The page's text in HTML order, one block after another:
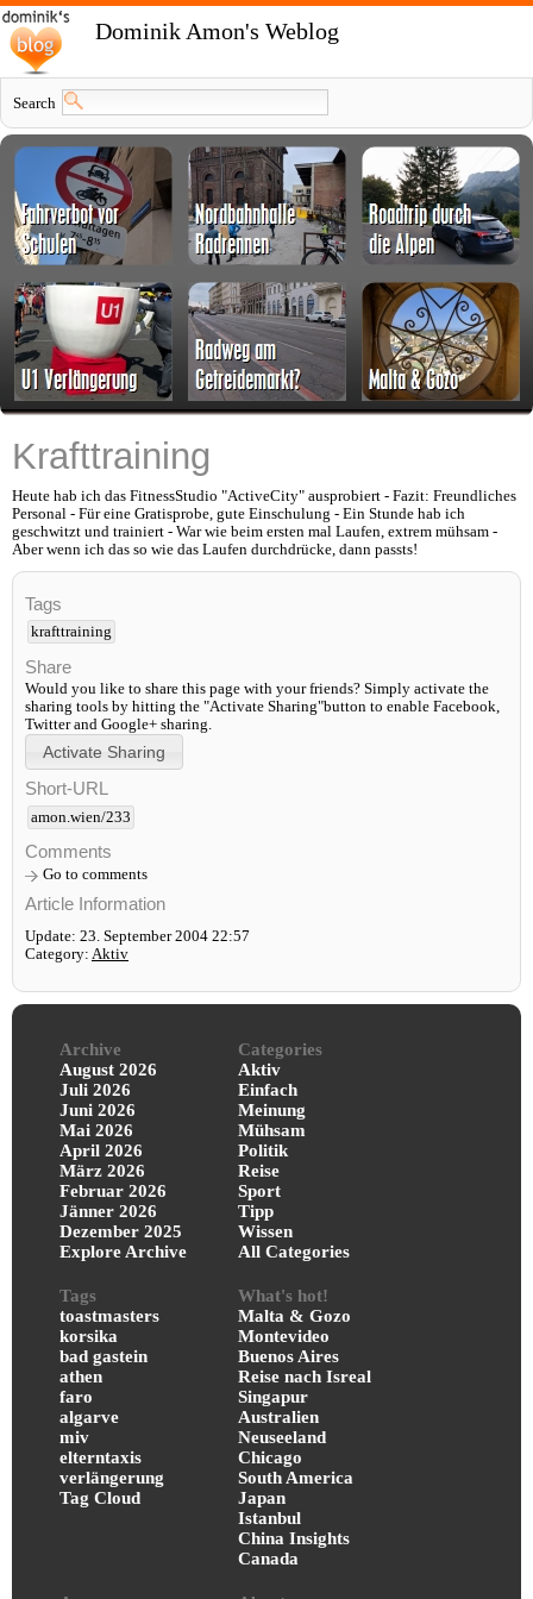
Dominik Amon's Weblog
Search
Krafttraining
Heute hab ich das FitnessStudio "ActiveCity" ausprobiert - Fazit: Freundliches
Personal - Für eine Gratisprobe, gute Einschulung - Ein Stunde hab ich
geschwitzt und trainiert - War wie beim ersten mal Laufen, extrem mühsam -
Aber wenn ich das so wie das Laufen durchdrücke, dann passts!
Tags
krafttraining
Share
Would you like to share this page with your friends? Simply activate the
sharing tools by hitting the "Activate Sharing"button to enable Facebook,
Twitter and Google+ sharing.
Short-URL
amon.wien/233
Comments
Go to comments
Article Information
Update: 23. September 2004 22:57
Category: Aktiv
Archive
August 2026
Juli 2026
Juni 2026
Mai 2026
April 2026
März 2026
Februar 2026
Jänner 2026
Dezember 2025
Explore Archive
Categories
Aktiv
Einfach
Meinung
Mühsam
Politik
Reise
Sport
Tipp
Wissen
All Categories
Tags
toastmasters
korsika
bad gastein
athen
faro
algarve
miv
elterntaxis
verlängerung
Tag Cloud
What's hot!
Malta & Gozo
Montevideo
Buenos Aires
Reise nach Isreal
Singapur
Australien
Neuseeland
Chicago
South America
Japan
Istanbul
China Insights
Canada